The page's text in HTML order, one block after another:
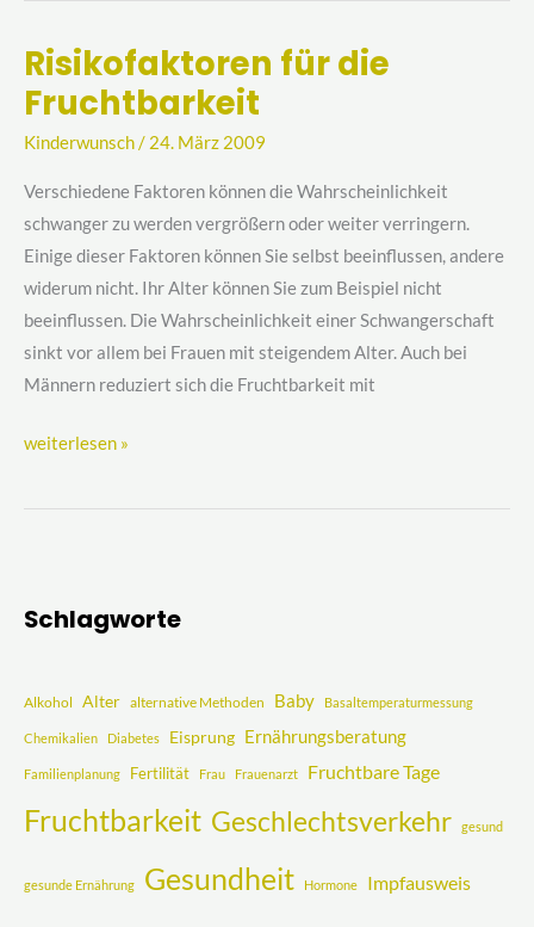
Risikofaktoren für die
Fruchtbarkeit
Kinderwunsch/ 24. März 2009
Verschiedene Faktoren können die Wahrscheinlichkeit
schwanger zu werden vergrößern oder weiter verringern.
Einige dieser Faktoren können Sie selbst beeinflussen, andere
widerum nicht. Ihr Alter können Sie zum Beispiel nicht
beeinflussen. Die Wahrscheinlichkeit einer Schwangerschaft
sinkt vor allem bei Frauen mit steigendem Alter. Auch bei
Männern reduziert sich die Fruchtbarkeit mit
Risikofaktoren
für
Fruchtbarkeit
weiterlesen »
Schlagworte
Alkohol Alter alternative Methoden Baby Basaltemperaturmessung
Chemikalien Diabetes Eisprung Ernährungsberatung
Familienplanung Fertilität Frau Frauenarzt Fruchtbare Tage
Fruchtbarkeit Geschlechtsverkehr gesund
gesunde Ernährung Gesundheit Hormone Impfausweis